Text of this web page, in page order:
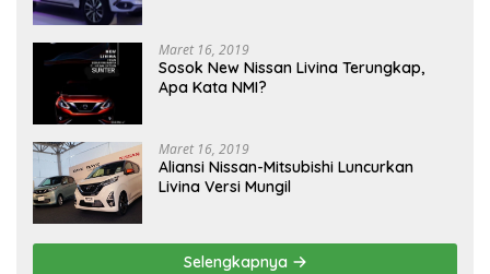
Maret 16, 2019
Sosok New Nissan Livina Terungkap,
Apa Kata NMI?
Maret 16, 2019
Aliansi Nissan-Mitsubishi Luncurkan
Livina Versi Mungil
Selengkapnya